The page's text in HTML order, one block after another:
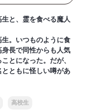
と、霊を食べる魔人
。いつものように食
長で同性からも人気
とになった。だが、
ともに怪しい噂があ
高校生